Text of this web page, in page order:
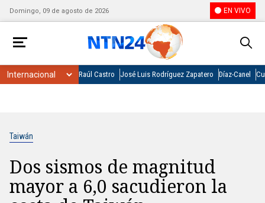
Domingo, 09 de agosto de 2026 EN VIVO
Raúl Castro José Luis Rodríguez Zapatero Díaz-Canel
Taiwán
Dos sismos de magnitud
mayor a 6,0 sacudieron la